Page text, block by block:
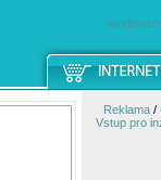
Reklama/
Vstup pro